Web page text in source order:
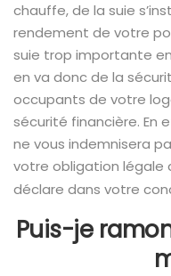
chauffe, de la suie
rendement de votre
suie trop importante
en va donc de la
occupants de votre
sécurité financière. En
ne vous indemnisera
votre obligation légale
déclare dans votre
Puis-je